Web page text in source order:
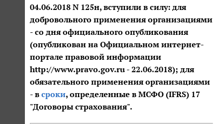
04.06.2018 N 125н, вступили в силу: для
добровольного применения организациями
- со дня официального опубликования
(опубликован на Официальном интернет-
портале правовой информации
http://www.pravo.gov.ru - 22.06.2018); для
обязательного применения организациями
- в сроки, определенные в МСФО (IFRS) 17
"Договоры страхования".